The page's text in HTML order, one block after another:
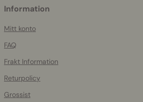
Information
Mitt konto
FAQ
Frakt Information
Returpolicy
Grossist